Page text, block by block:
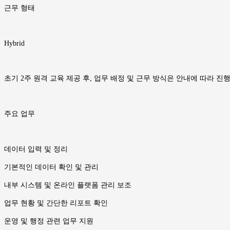
근무 형태
Hybrid
초기 2주 원격 교육 제공 후, 업무 배정 및 근무 방식은 안내에 따라 진
주요 업무
데이터 입력 및 정리
기본적인 데이터 확인 및 관리
내부 시스템 및 온라인 플랫폼 관리 보조
업무 현황 및 간단한 리포트 확인
운영 및 행정 관련 업무 지원